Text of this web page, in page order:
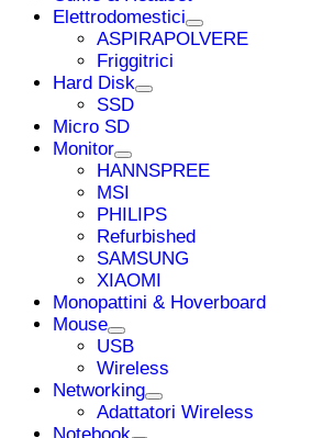
Elettrodomestici
ASPIRAPOLVERE
Friggitrici
Hard Disk
SSD
Micro SD
Monitor
HANNSPREE
MSI
PHILIPS
Refurbished
SAMSUNG
XIAOMI
Monopattini & Hoverboard
Mouse
USB
Wireless
Networking
Adattatori Wireless